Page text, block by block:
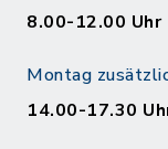
8.00-12.00 Uhr
Montag
14.00-17.30